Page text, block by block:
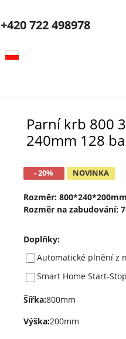
+420722 498978
Parní krb 800
240mm 128
- 20% NOVINKA
Rozměr: 800*240*200mm
Rozměr na zabudování:
Doplňky:
Automatické plnění z
Smart Home Start-Stop
Šířka:800mm
Výška:200mm